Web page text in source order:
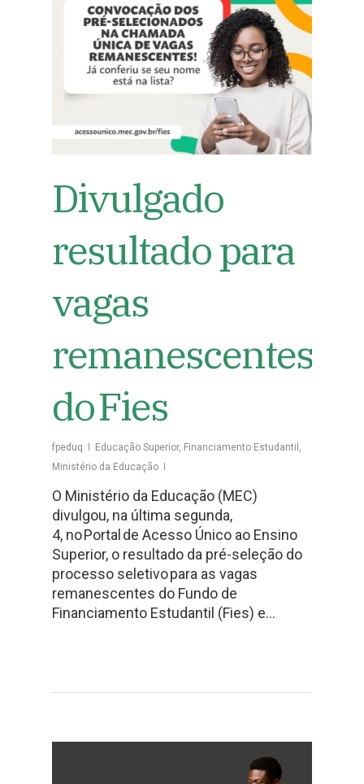
Divulgado
resultado para
vagas
remanescentes
do Fies
fpeduq Educação Superior, Financiamento Estudantil ,
Ministério da Educação
O Ministério da Educação (MEC)
divulgou, na última segunda,
4, no Portal de Acesso Único ao Ensino
Superior, o resultado da pré-seleção do
processo seletivo para as vagas
remanescentes do Fundo de
Financiamento Estudantil (Fies) e…